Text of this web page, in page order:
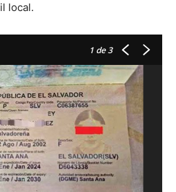
local.
1 de 3